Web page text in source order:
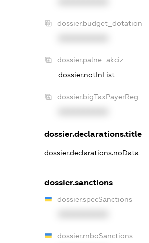
dossier.budget_dotation
dossier.palne_akciz
dossier.notInList
dossier.bigTaxPayerReg
dossier.declarations.title
dossier.declarations.noData
dossier.sanctions
dossier.specSanctions
dossier.rnboSanctions